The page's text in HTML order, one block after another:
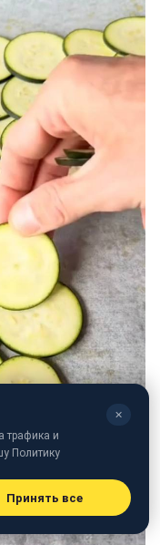
✕
трафика и
Политику
Принять все